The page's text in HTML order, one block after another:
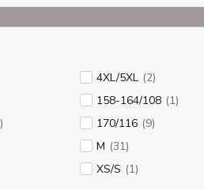
4XL/5XL (2)
158-164/108 (1)
170/116 (9)
M (31)
XS/S (1)